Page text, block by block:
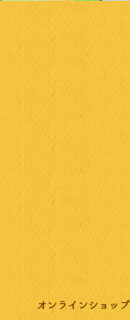
オンラインショップ